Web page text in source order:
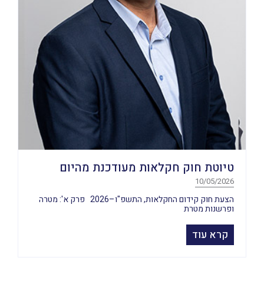
טיוטת חוק חקלאות מעודכנת מהיום
10/05/2026
הצעת חוק קידום החקלאות, התשפ"ו–2026 פרק א': מטרה
ופרשנות מטרת
קרא עוד